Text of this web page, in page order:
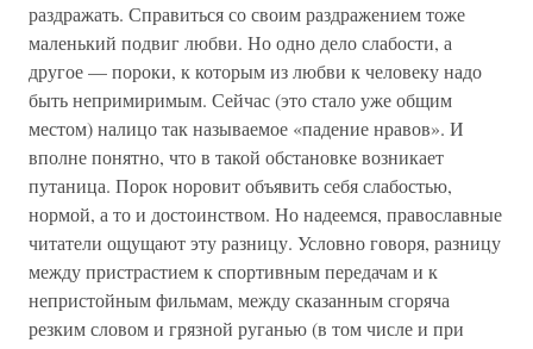
раздражать. Справиться со своим раздражением тоже
маленький подвиг любви. Но одно дело слабости, а
другое — пороки, к которым из любви к человеку надо
быть непримиримым. Сейчас (это стало уже общим
местом) налицо так называемое «падение нравов». И
вполне понятно, что в такой обстановке возникает
путаница. Порок норовит объявить себя слабостью,
нормой, а то и достоинством. Но надеемся, православные
читатели ощущают эту разницу. Условно говоря, разницу
между пристрастием к спортивным передачам и к
непристойным фильмам, между сказанным сгоряча
резким словом и грязной руганью (в том числе и при